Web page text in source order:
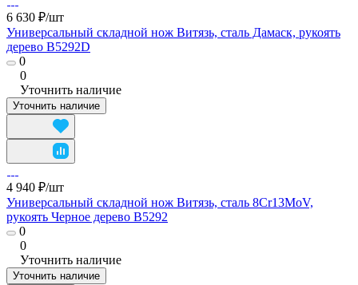
6 630 ₽/шт
Универсальный складной нож Витязь, сталь Дамаск, рукоять
дерево B5292D
0
0
Уточнить наличие
Уточнить наличие
4 940 ₽/шт
Универсальный складной нож Витязь, сталь 8Cr13MoV,
рукоять Черное дерево B5292
0
0
Уточнить наличие
Уточнить наличие